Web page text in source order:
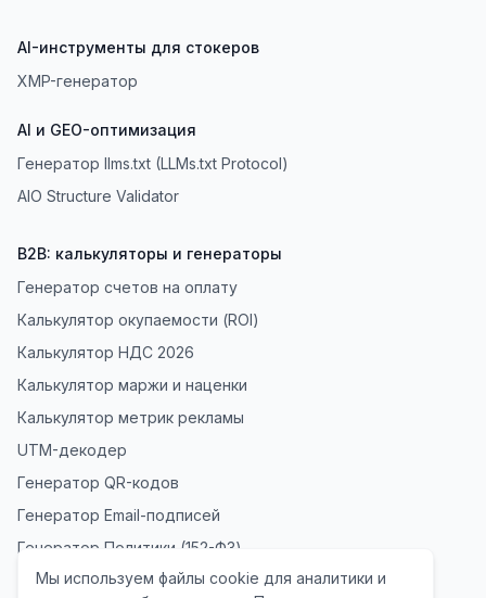
AI-инструменты для стокеров
XMP-генератор
AI и GEO-оптимизация
Генератор llms.txt (LLMs.txt Protocol)
AIO Structure Validator
B2B: калькуляторы и генераторы
Генератор счетов на оплату
Калькулятор окупаемости (ROI)
Калькулятор НДС 2026
Калькулятор маржи и наценки
Калькулятор метрик рекламы
UTM-декодер
Генератор QR-кодов
Генератор Email-подписей
Генератор Политики (152-ФЗ)
Мы используем файлы cookie для аналитики и